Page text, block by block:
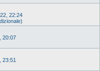
22:24
20:07
23:51